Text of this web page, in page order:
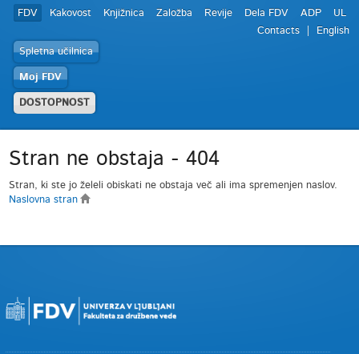
FDV Kakovost Knjižnica Založba Revije Dela FDV ADP
UL
Contacts
English
Spletna učilnica
Moj FDV
DOSTOPNOST
Stran ne obstaja - 404
Stran, ki ste jo želeli obiskati ne obstaja več ali ima spremenjen naslov.
Naslovna stran